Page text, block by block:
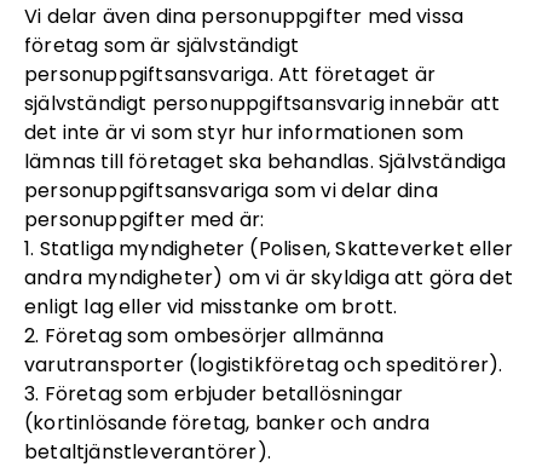
Vi delar även dina personuppgifter med vissa
företag som är självständigt
personuppgiftsansvariga. Att företaget är
självständigt personuppgiftsansvarig innebär att
det inte är vi som styr hur informationen som
lämnas till företaget ska behandlas. Självständiga
personuppgiftsansvariga som vi delar dina
personuppgifter med är:
1. Statliga myndigheter (Polisen, Skatteverket eller
andra myndigheter) om vi är skyldiga att göra det
enligt lag eller vid misstanke om brott.
2. Företag som ombesörjer allmänna
varutransporter (logistikföretag och speditörer).
3. Företag som erbjuder betallösningar
(kortinlösande företag, banker och andra
betaltjänstleverantörer).